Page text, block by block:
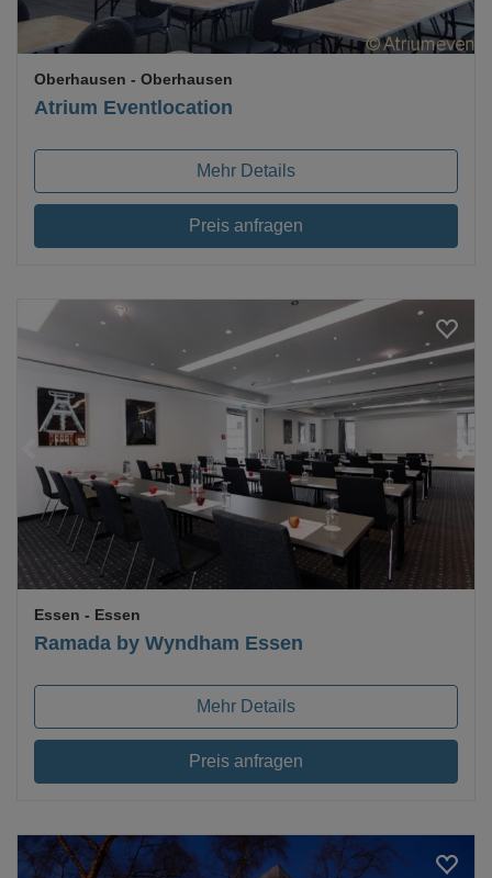
Atrium Eventlocation
Oberhausen - Oberhausen
Mehr Details
Preis anfragen
Ramada by Wyndham Essen
Essen - Essen
Mehr Details
Preis anfragen